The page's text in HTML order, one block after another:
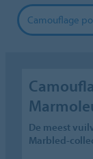
Camouflage
De meest
Marbled-